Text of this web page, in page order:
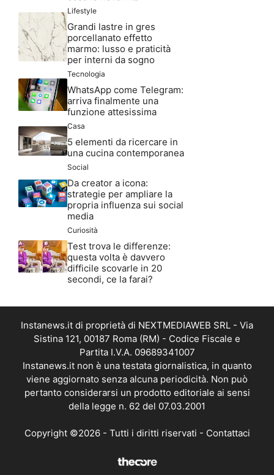
Lifestyle
Grandi lastre in gres
porcellanato effetto
marmo: lusso e praticità
per interni da sogno
Tecnologia
WhatsApp come Telegram:
arriva finalmente una
funzione attesissima
Casa
5 elementi da ricercare in
una cucina contemporanea
Social
Da creator a icona:
strategie per ampliare la
propria influenza sui social
media
Curiosità
Test trova le differenze:
questa volta è davvero
difficile scovarle in 20
secondi, ce la farai?
Instanews.it di proprietà di NEXTMEDIAWEB SRL - Via
Sistina 121, 00187 Roma (RM) - Codice Fiscale e
Partita I.V.A. 09689341007
Instanews.it non è una testata giornalistica, in quanto
viene aggiornato senza alcuna periodicità. Non può
pertanto considerarsi un prodotto editoriale ai sensi
della legge n. 62 del 07.03.2001
Copyright ©2026 - Tutti i diritti riservati - Contattaci